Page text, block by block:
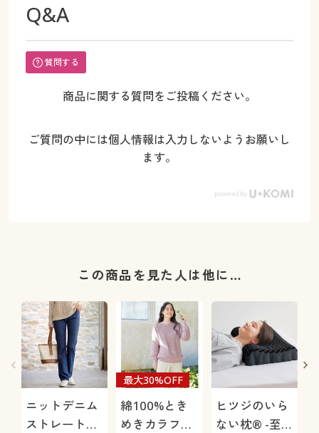
Q&A
質問する
商品に関する質問をご投稿ください。
ご質問の中には個人情報は入力しないようお願いし
ます。
この商品を見た人は他に…
ニットデニム
ストレートパ
綿100%とき
めきカラフル
最大30%OFF
ヒツジのいら
ない枕® -至